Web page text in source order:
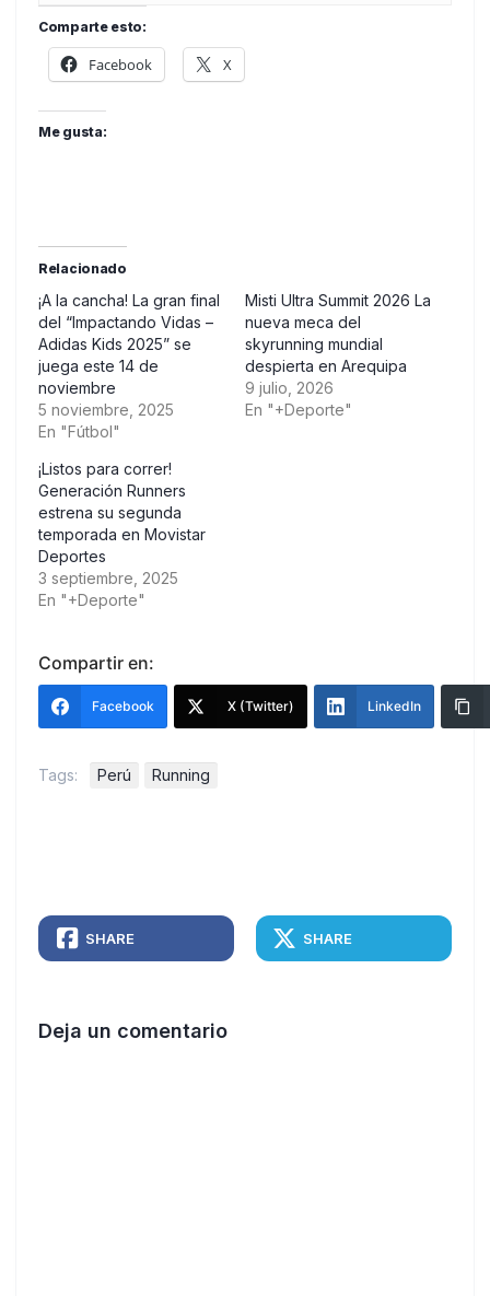
Comparte esto:
Facebook X
Me gusta:
Relacionado
¡A la cancha! La gran final
del “Impactando Vidas –
Adidas Kids 2025” se
juega este 14 de
noviembre
5 noviembre, 2025
En "Fútbol"
Misti Ultra Summit 2026 La
nueva meca del
skyrunning mundial
despierta en Arequipa
9 julio, 2026
En "+Deporte"
¡Listos para correr!
Generación Runners
estrena su segunda
temporada en Movistar
Deportes
3 septiembre, 2025
En "+Deporte"
Compartir en:
Facebook X (Twitter) LinkedIn
Tags: Perú Running
SHARE SHARE
Deja un comentario